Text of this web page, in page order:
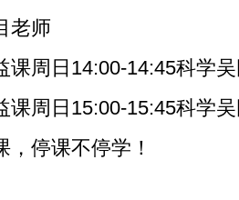
老师
课周日14:00-14:45科学
课周日15:00-15:45科学
停课不停学！